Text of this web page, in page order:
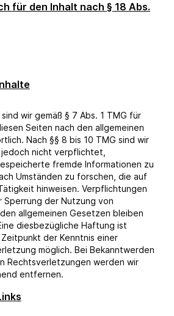
für den Inhalt nach § 18 Abs.
wir gemäß § 7 Abs. 1 TMG für
Seiten nach den allgemeinen
Nach §§ 8 bis 10 TMG sind wir
nicht verpflichtet,
fremde Informationen zu
Umständen zu forschen, die auf
hinweisen. Verpflichtungen
Sperrung der Nutzung von
allgemeinen Gesetzen bleiben
diesbezügliche Haftung ist
der Kenntnis einer
möglich. Bei Bekanntwerden
Rechtsverletzungen werden wir
entfernen.